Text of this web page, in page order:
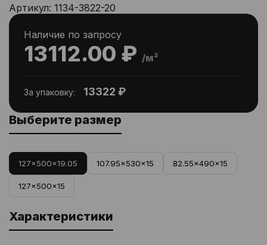
Артикул: 1134-3822-20
13112.00 ₽ /м²
Наличие по запросу
За упаковку: 13322 ₽
Выберите размер
127x500x19.05 107.95x530x15 82.55x490x15
127x500x15
Характеристики